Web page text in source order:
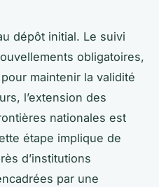
dépôt initial. Le suivi
obligatoires,
maintenir la validité
l’extension des
nationales est
étape implique de
d’institutions
par une